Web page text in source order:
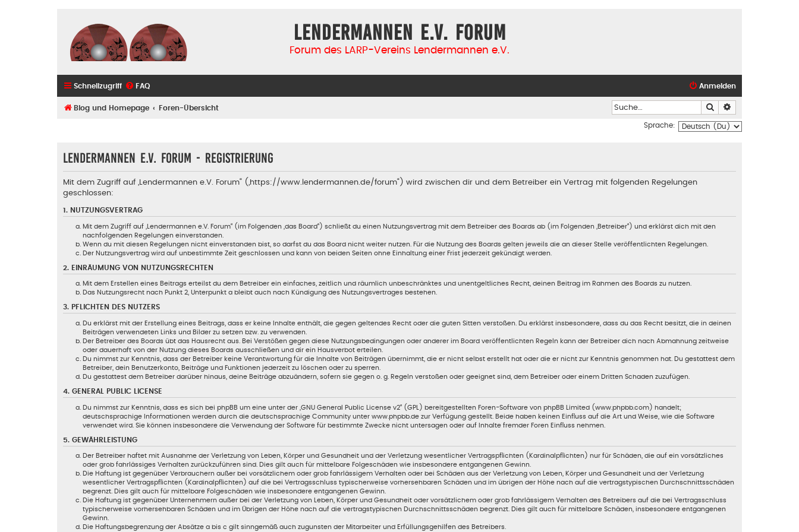
Lendermannen e.V. Forum
Forum des LARP-Vereins Lendermannen e.V.
Schnellzugriff FAQ Anmelden
Blog und Homepage Foren-Übersicht Suche
Sprache:
Lendermannen e.V. Forum - Registrierung
Mit dem Zugriff auf „Lendermannen e.V. Forum“ („https://www.lendermannen.de/forum“) wird zwischen dir und dem Betreiber ein Vertrag mit folgenden Regelungen
geschlossen:
1. NUTZUNGSVERTRAG
Mit dem Zugriff auf „Lendermannen e.V. Forum“ (im Folgenden „das Board“) schließt du einen Nutzungsvertrag mit dem Betreiber des Boards ab (im Folgenden „Betreiber“) und erklärst dich mit den
nachfolgenden Regelungen einverstanden.
Wenn du mit diesen Regelungen nicht einverstanden bist, so darfst du das Board nicht weiter nutzen. Für die Nutzung des Boards gelten jeweils die an dieser Stelle veröffentlichten Regelungen.
Der Nutzungsvertrag wird auf unbestimmte Zeit geschlossen und kann von beiden Seiten ohne Einhaltung einer Frist jederzeit gekündigt werden.
2. EINRÄUMUNG VON NUTZUNGSRECHTEN
Mit dem Erstellen eines Beitrags erteilst du dem Betreiber ein einfaches, zeitlich und räumlich unbeschränktes und unentgeltliches Recht, deinen Beitrag im Rahmen des Boards zu nutzen.
Das Nutzungsrecht nach Punkt 2, Unterpunkt a bleibt auch nach Kündigung des Nutzungsvertrages bestehen.
3. PFLICHTEN DES NUTZERS
Du erklärst mit der Erstellung eines Beitrags, dass er keine Inhalte enthält, die gegen geltendes Recht oder die guten Sitten verstoßen. Du erklärst insbesondere, dass du das Recht besitzt, die in deinen
Beiträgen verwendeten Links und Bilder zu setzen bzw. zu verwenden.
Der Betreiber des Boards übt das Hausrecht aus. Bei Verstößen gegen diese Nutzungsbedingungen oder anderer im Board veröffentlichten Regeln kann der Betreiber dich nach Abmahnung zeitweise
oder dauerhaft von der Nutzung dieses Boards ausschließen und dir ein Hausverbot erteilen.
Du nimmst zur Kenntnis, dass der Betreiber keine Verantwortung für die Inhalte von Beiträgen übernimmt, die er nicht selbst erstellt hat oder die er nicht zur Kenntnis genommen hat. Du gestattest dem
Betreiber, dein Benutzerkonto, Beiträge und Funktionen jederzeit zu löschen oder zu sperren.
Du gestattest dem Betreiber darüber hinaus, deine Beiträge abzuändern, sofern sie gegen o. g. Regeln verstoßen oder geeignet sind, dem Betreiber oder einem Dritten Schaden zuzufügen.
4. GENERAL PUBLIC LICENSE
Du nimmst zur Kenntnis, dass es sich bei phpBB um eine unter der „ GNU General Public License v2“ (GPL) bereitgestellten Foren-Software von phpBB Limited (www.phpbb.com) handelt;
deutschsprachige Informationen werden durch die deutschsprachige Community unter www.phpbb.de zur Verfügung gestellt. Beide haben keinen Einfluss auf die Art und Weise, wie die Software
verwendet wird. Sie können insbesondere die Verwendung der Software für bestimmte Zwecke nicht untersagen oder auf Inhalte fremder Foren Einfluss nehmen.
5. GEWÄHRLEISTUNG
Der Betreiber haftet mit Ausnahme der Verletzung von Leben, Körper und Gesundheit und der Verletzung wesentlicher Vertragspflichten (Kardinalpflichten) nur für Schäden, die auf ein vorsätzliches
oder grob fahrlässiges Verhalten zurückzuführen sind. Dies gilt auch für mittelbare Folgeschäden wie insbesondere entgangenen Gewinn.
Die Haftung ist gegenüber Verbrauchern außer bei vorsätzlichem oder grob fahrlässigem Verhalten oder bei Schäden aus der Verletzung von Leben, Körper und Gesundheit und der Verletzung
wesentlicher Vertragspflichten (Kardinalpflichten) auf die bei Vertragsschluss typischerweise vorhersehbaren Schäden und im übrigen der Höhe nach auf die vertragstypischen Durchschnittsschäden
begrenzt. Dies gilt auch für mittelbare Folgeschäden wie insbesondere entgangenen Gewinn.
Die Haftung ist gegenüber Unternehmern außer bei der Verletzung von Leben, Körper und Gesundheit oder vorsätzlichem oder grob fahrlässigem Verhalten des Betreibers auf die bei Vertragsschluss
typischerweise vorhersehbaren Schäden und im Übrigen der Höhe nach auf die vertragstypischen Durchschnittsschäden begrenzt. Dies gilt auch für mittelbare Schäden, insbesondere entgangenen
Gewinn.
Die Haftungsbegrenzung der Absätze a bis c gilt sinngemäß auch zugunsten der Mitarbeiter und Erfüllungsgehilfen des Betreibers.